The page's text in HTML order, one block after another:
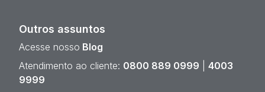
Outros assuntos
Acesse nosso Blog
Atendimento ao cliente: 0800 889 0999
4003
9999